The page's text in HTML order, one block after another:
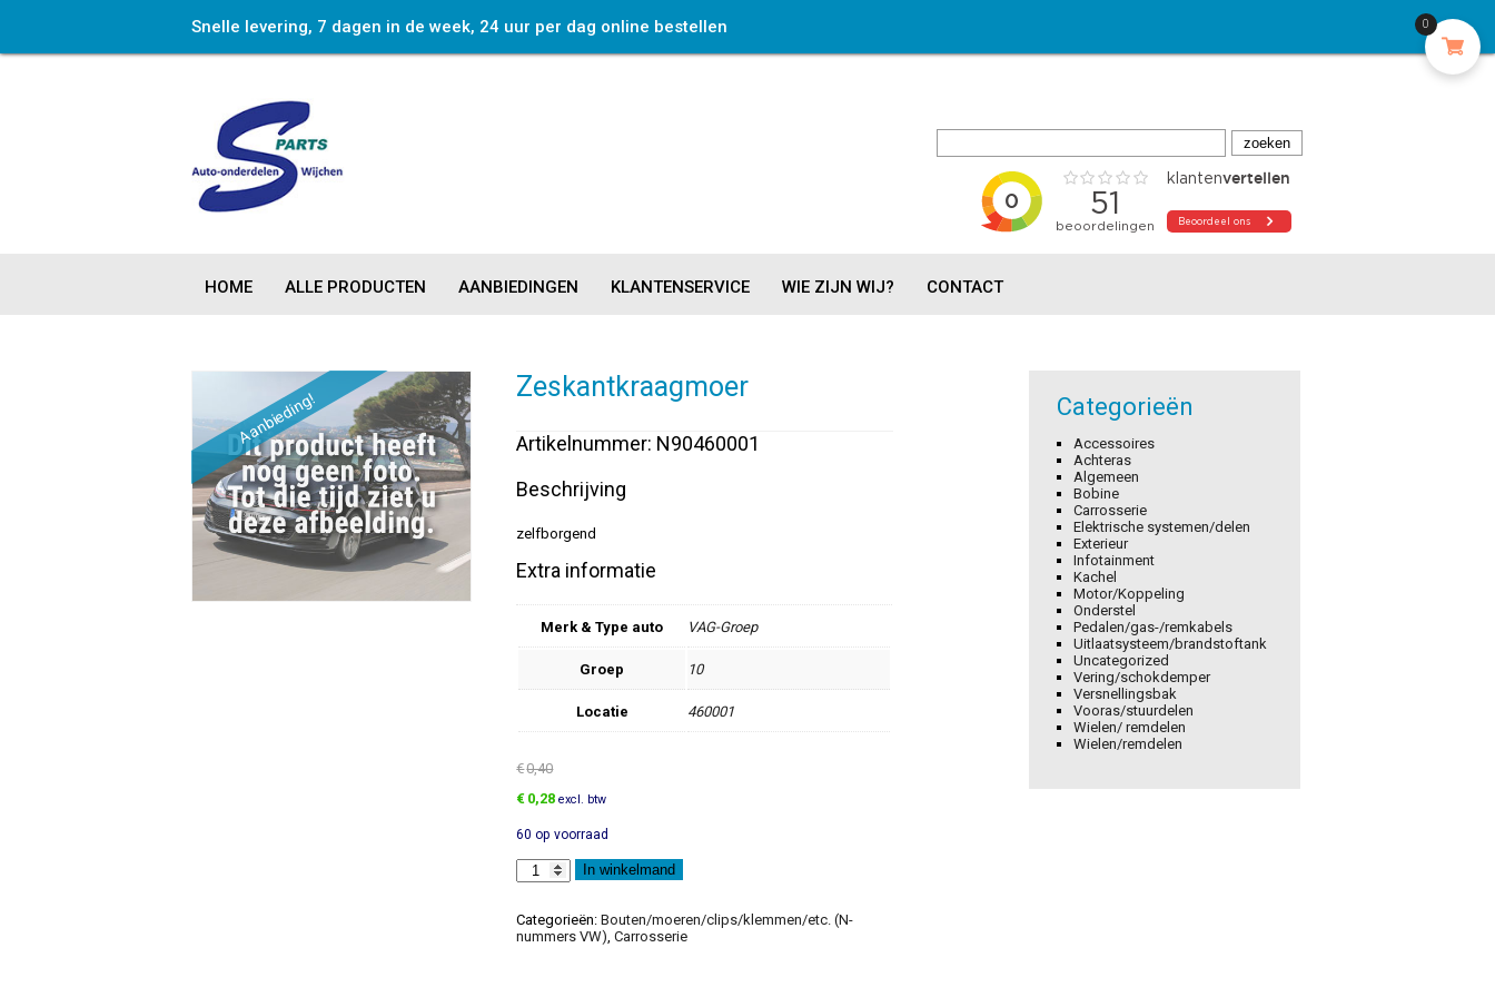
Snelle levering, 7 dagen in de week, 24 uur per dag online bestellen
HOME ALLE PRODUCTEN AANBIEDINGEN KLANTENSERVICE WIE ZIJN WIJ? CONTACT
Aanbieding!
Zeskantkraagmoer
Artikelnummer: N90460001
Beschrijving
zelfborgend
Extra informatie
Merk & Type auto VAG-Groep
Groep 10
Locatie 460001
€0,40
Oorspronkelijke
was:
€0,40.
€ 0,28Huidige
is:
€0,28.
excl. btw
60 op voorraad
Zeskantkraagmoer
aantal
In winkelmand
Categorieën:Bouten/moeren/clips/klemmen/etc. (N-
nummers VW) ,Carrosserie
Categorieën
Accessoires
Achteras
Algemeen
Bobine
Carrosserie
Elektrische systemen/delen
Exterieur
Infotainment
Kachel
Motor/Koppeling
Onderstel
Pedalen/gas-/remkabels
Uitlaatsysteem/brandstoftank
Uncategorized
Vering/schokdemper
Versnellingsbak
Vooras/stuurdelen
Wielen/ remdelen
Wielen/remdelen
0